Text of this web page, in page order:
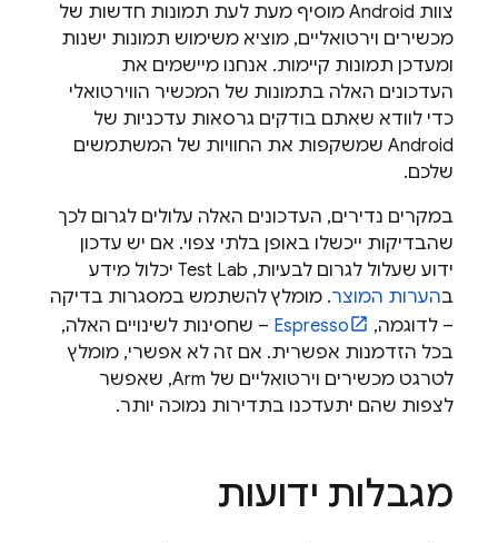
צוות Android מוסיף מעת לעת תמונות חדשות של
מכשירים וירטואליים, מוציא משימוש תמונות ישנות
ומעדכן תמונות קיימות. אנחנו מיישמים את
העדכונים האלה בתמונות של המכשיר הווירטואלי
כדי לוודא שאתם בודקים גרסאות עדכניות של
Android שמשקפות את החוויות של המשתמשים
שלכם.
במקרים נדירים, העדכונים האלה עלולים לגרום לכך
שהבדיקות ייכשלו באופן בלתי צפוי. אם יש עדכון
ידוע שעלול לגרום לבעיות, Test Lab יכלול מידע
בהערות המוצר. מומלץ להשתמש במסגרות בדיקה
– לדוגמה,
Espresso – שחסינות לשינויים האלה,
בכל הזדמנות אפשרית. אם זה לא אפשרי, מומלץ
לטרגט מכשירים וירטואליים של Arm, שאפשר
לצפות שהם יתעדכנו בתדירות נמוכה יותר.
מגבלות ידועות